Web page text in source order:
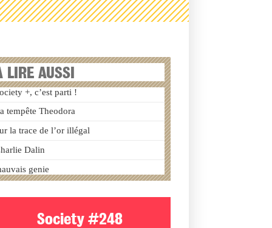
LIRE AUSSI
+, c’est parti !
tempête Theodora
la trace de l’or illégal
Dalin
genie
Society #248